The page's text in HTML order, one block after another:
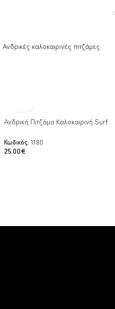
Ανδρικές καλοκαιρινές πιτζάμες
Ανδρική Πιτζάμα Καλοκαιρινή Surf
Κωδικός: 1180
25.00€